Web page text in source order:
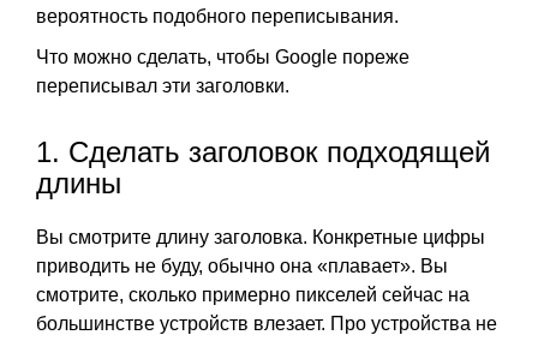
вероятность подобного переписывания.
Что можно сделать, чтобы Google пореже
переписывал эти заголовки.
1. Сделать заголовок подходящей
длины
Вы смотрите длину заголовка. Конкретные цифры
приводить не буду, обычно она «плавает». Вы
смотрите, сколько примерно пикселей сейчас на
большинстве устройств влезает. Про устройства не